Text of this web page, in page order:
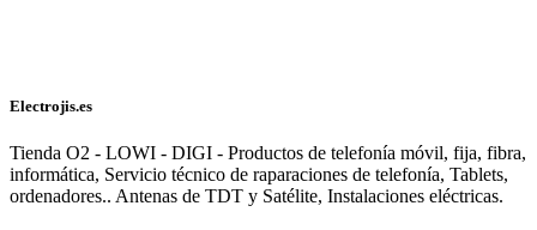
Electrojis.es
Tienda O2 - LOWI - DIGI - Productos de telefonía móvil, fija, fibra,
informática, Servicio técnico de raparaciones de telefonía, Tablets,
ordenadores.. Antenas de TDT y Satélite, Instalaciones eléctricas.